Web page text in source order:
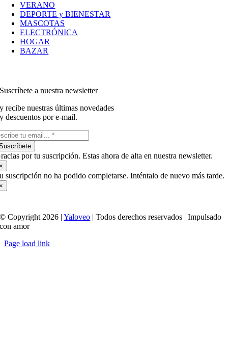
VERANO
DEPORTE y BIENESTAR
MASCOTAS
ELECTRÓNICA
HOGAR
BAZAR
Suscríbete a nuestra newsletter
y recibe nuestras últimas novedades
y descuentos por e-mail.
por tu suscripción. Estas ahora de alta en nuestra newsletter.
suscripción no ha podido completarse. Inténtalo de nuevo más tarde.
© Copyright 2026 |Yaloveo | Todos derechos reservados | Impulsado
con amor
Page load link